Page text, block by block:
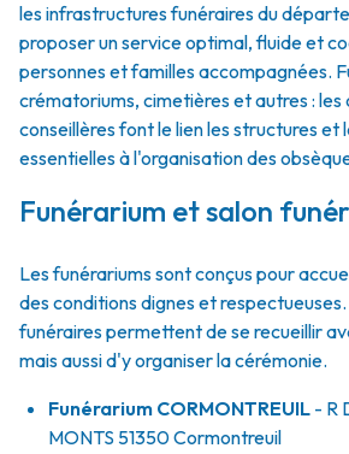
les infrastructures funéraires du
proposer un service optimal, fluide et
personnes et familles accompagnées.
crématoriums, cimetières et autres : les
conseillères font le lien les structures et
essentielles à l'organisation des
Funérarium et salon
Les funérariums sont conçus pour
des conditions dignes et
funéraires permettent de se recueillir
mais aussi d'y organiser la cérémonie.
Funérarium CORMONTREUIL - R
MONTS 51350Cormontreuil